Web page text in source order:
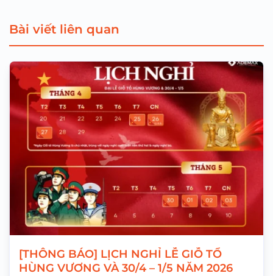
Bài viết liên quan
[THÔNG BÁO] LỊCH NGHỈ LỄ GIỖ TỔ
HÙNG VƯƠNG VÀ 30/4 – 1/5 NĂM 2026